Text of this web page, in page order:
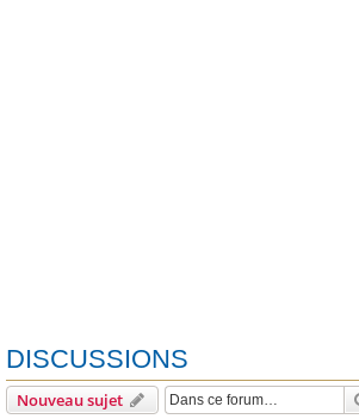
DISCUSSIONS
Nouveau sujet